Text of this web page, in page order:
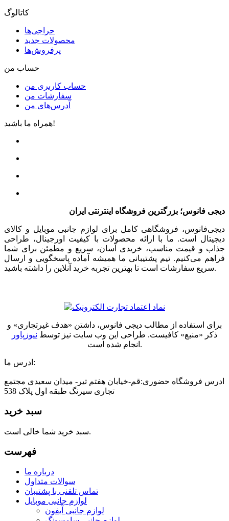
کاتالوگ
حراجی‌ها
محصولات جدید
پرفروش‌ها
حساب من
حساب کاربری من
سفارشات من
آدرس‌های من
همراه ما باشید!
دیجی فانوس؛ بزرگترین فروشگاه اینترنتی ایران
دیجی‌فانوس، فروشگاهی کامل برای لوازم جانبی موبایل و کالای
دیجیتال است. ما با ارائه محصولات با کیفیت اورجینال، طراحی
جذاب و قیمت مناسب، خریدی آسان، سریع و مطمئن برای شما
فراهم می‌کنیم. تیم پشتیبانی ما همیشه آماده پاسخگویی و ارسال
سریع سفارشات است تا بهترین تجربه خرید آنلاین را داشته باشید.
برای استفاده از مطالب دیجی فانوس، داشتن «هدف غیرتجاری» و
ذکر «منبع» کافیست. طراحی این وب سایت نیز توسط نیوزپاور
انجام شده است.
ادرس ما:
ادرس فروشگاه حضوری:قم-خیابان هفتم تیر- میدان سعیدی مجتمع
تجاری سیرنگ طبقه اول پلاک 538
سبد خرید
سبد خرید شما خالی است.
فهرست
درباره ما
سوالات متداول
تماس تلفنی با پشتیبان
لوازم جانبی موبایل
لوازم جانبی آیفون